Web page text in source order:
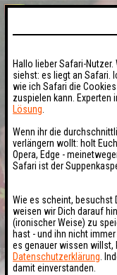
Hallo lieber Safari-
siehst: es liegt an Safari.
wie ich Safari die
zuspielen kann. Experten
Lösung
Wenn ihr die
verlängern wollt: holt
Opera, Edge -
Safari ist der
Wie es scheint, besuchst
weisen wir Dich darauf
(ironischer Weise) zu
hast - und ihn nicht
es genauer wissen willst,
Datenschutzerklärung .
damit einverstanden.